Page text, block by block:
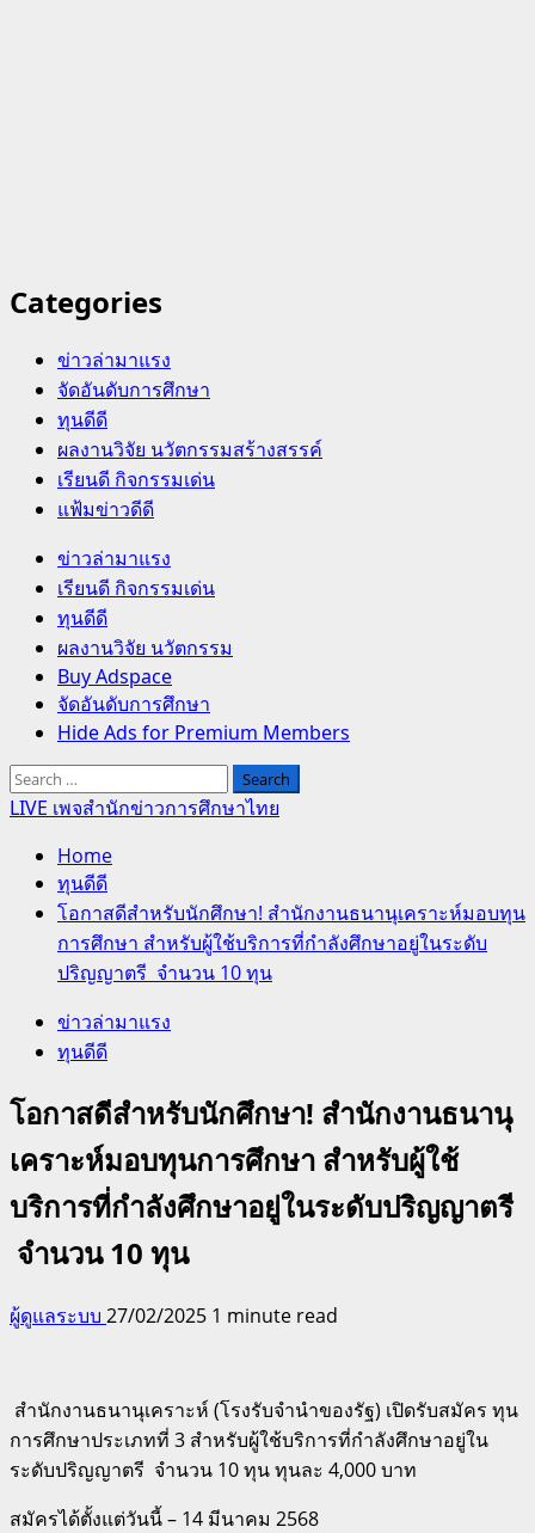
Categories
ข่าวล่ามาแรง
จัดอันดับการศึกษา
ทุนดีดี
ผลงานวิจัย นวัตกรรมสร้างสรรค์
เรียนดี กิจกรรมเด่น
แฟ้มข่าวดีดี
Primary
Menu
ข่าวล่ามาแรง
เรียนดี กิจกรรมเด่น
ทุนดีดี
ผลงานวิจัย นวัตกรรม
Buy Adspace
จัดอันดับการศึกษา
Hide Ads for Premium Members
Search
for:
LIVE เพจสำนักข่าวการศึกษาไทย
Home
ทุนดีดี
โอกาสดีสำหรับนักศึกษา! สำนักงานธนานุเคราะห์มอบทุน
การศึกษา สำหรับผู้ใช้บริการที่กำลังศึกษาอยู่ในระดับ
ปริญญาตรี จำนวน 10 ทุน
ข่าวล่ามาแรง
ทุนดีดี
โอกาสดีสำหรับนักศึกษา! สำนักงานธนานุ
เคราะห์มอบทุนการศึกษา สำหรับผู้ใช้
บริการที่กำลังศึกษาอยู่ในระดับปริญญาตรี
จำนวน 10 ทุน
ผู้ดูแลระบบ 27/02/2025 1 minute read
สำนักงานธนานุเคราะห์ (โรงรับจำนำของรัฐ) เปิดรับสมัคร ทุน
การศึกษาประเภทที่ 3 สำหรับผู้ใช้บริการที่กำลังศึกษาอยู่ใน
ระดับปริญญาตรี จำนวน 10 ทุน ทุนละ 4,000 บาท
สมัครได้ตั้งแต่วันนี้ – 14 มีนาคม 2568